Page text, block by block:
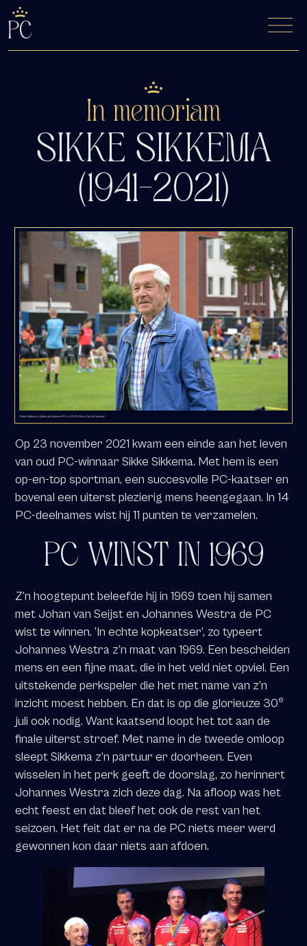
Kaartverkoop
In memoriam
SIKKE SIKKEMA
(1941–2021)
Sikke Sikkema tijdens de Junioren PC in 2020 (Foto: Carina Twerda)
Op 23 november 2021 kwam een einde aan het leven
van oud PC-winnaar Sikke Sikkema. Met hem is een
op-en-top sportman, een succesvolle PC-kaatser en
bovenal een uiterst plezierig mens heengegaan. In 14
PC-deelnames wist hij 11 punten te verzamelen.
PC WINST IN 1969
Z’n hoogtepunt beleefde hij in 1969 toen hij samen
met Johan van Seijst en Johannes Westra de PC
wist te winnen. ‘In echte kopkeatser’, zo typeert
Johannes Westra z’n maat van 1969. Een bescheiden
mens en een fijne maat, die in het veld niet opviel. Een
uitstekende perkspeler die het met name van z’n
inzicht moest hebben. En dat is op die glorieuze 30e
juli ook nodig. Want kaatsend loopt het tot aan de
finale uiterst stroef. Met name in de tweede omloop
sleept Sikkema z’n partuur er doorheen. Even
wisselen in het perk geeft de doorslag, zo herinnert
Johannes Westra zich deze dag. Na afloop was het
echt feest en dat bleef het ook de rest van het
seizoen. Het feit dat er na de PC niets meer werd
gewonnen kon daar niets aan afdoen.